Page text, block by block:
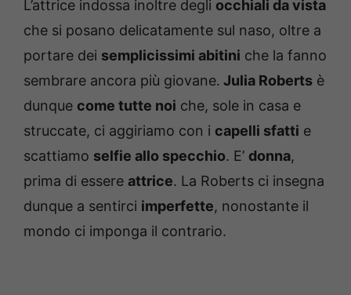
L’attrice indossa inoltre degli occhiali da vista
che si posano delicatamente sul naso, oltre a
portare dei semplicissimi abitini che la fanno
sembrare ancora più giovane. Julia Roberts è
dunque come tutte noi che, sole in casa e
struccate, ci aggiriamo con i capelli sfatti e
scattiamo selfie allo specchio. E’ donna,
prima di essere attrice. La Roberts ci insegna
dunque a sentirci imperfette, nonostante il
mondo ci imponga il contrario.